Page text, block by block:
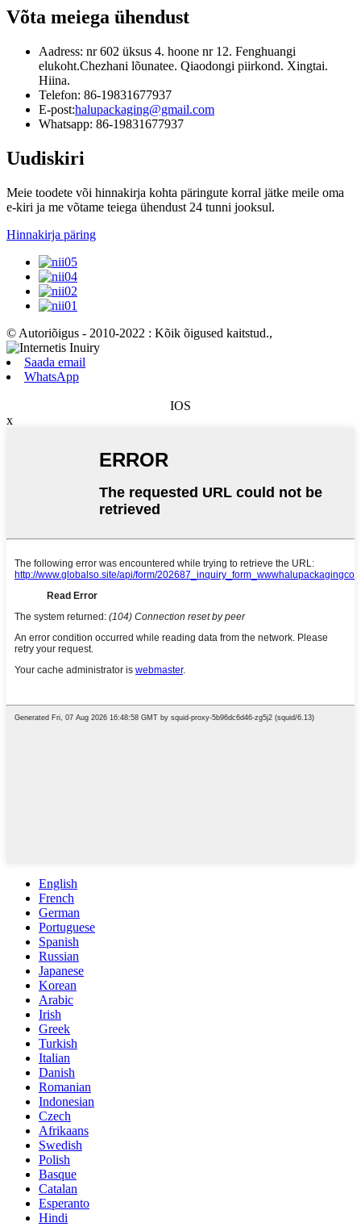
Võta meiega ühendust
Aadress: nr 602 üksus 4. hoone nr 12. Fenghuangi
elukoht.Chezhani lõunatee. Qiaodongi piirkond. Xingtai.
Hiina.
Telefon: 86-19831677937
E-post:halupackaging@gmail.com
Whatsapp: 86-19831677937
Uudiskiri
Meie toodete või hinnakirja kohta päringute korral jätke meile oma
e-kiri ja me võtame teiega ühendust 24 tunni jooksul.
Hinnakirja päring
© Autoriõigus - 2010-2022 : Kõik õigused kaitstud.,
Saada email
WhatsApp
IOS
x
English
French
German
Portuguese
Spanish
Russian
Japanese
Korean
Arabic
Irish
Greek
Turkish
Italian
Danish
Romanian
Indonesian
Czech
Afrikaans
Swedish
Polish
Basque
Catalan
Esperanto
Hindi